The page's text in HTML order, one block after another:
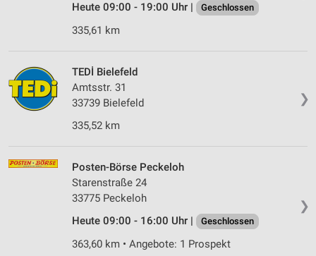
Heute 09:00 - 19:00 Uhr |
Geschlossen
335,61 km
❯
TEDİ Bielefeld
Amtsstr. 31
33739 Bielefeld
335,52 km
❯
Posten-Börse Peckeloh
Starenstraße 24
33775 Peckeloh
Heute 09:00 - 16:00 Uhr |
Geschlossen
363,60 km • Angebote: 1 Prospekt